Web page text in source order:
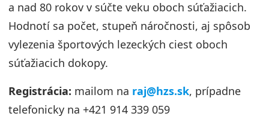
a nad 80 rokov v súčte veku oboch súťažiacich.
Hodnotí sa počet, stupeň náročnosti, aj spôsob
vylezenia športových lezeckých ciest oboch
súťažiacich dokopy.
Registrácia: mailom na raj@hzs.sk, prípadne
telefonicky na +421 914 339 059